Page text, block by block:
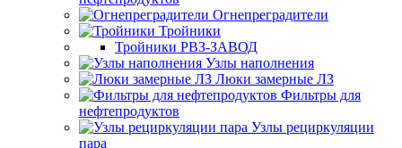
Огнепреградители
Тройники
Тройники РВЗ-ЗАВОД
Узлы наполнения
Люки замерные ЛЗ
Фильтры для
нефтепродуктов
Узлы рециркуляции
пара